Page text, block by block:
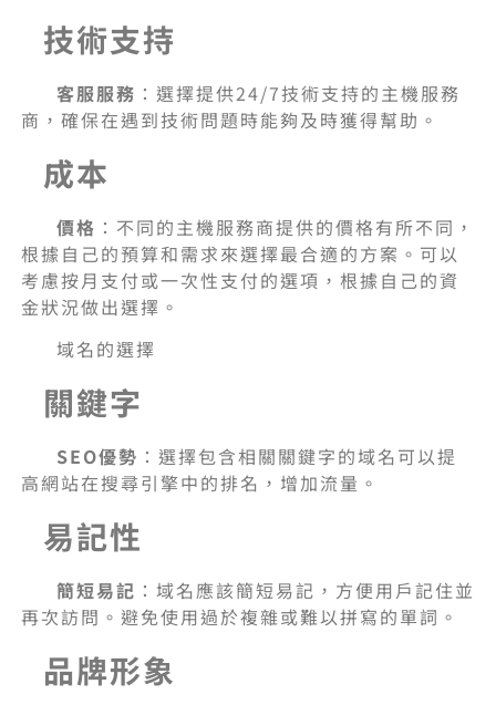
技術支持
客服服務 ：選擇提供24/7技術支持的主機服務
商，確保在遇到技術問題時能夠及時獲得幫助。
成本
價格 ：不同的主機服務商提供的價格有所不同，
根據自己的預算和需求來選擇最合適的方案。可以
考慮按月支付或一次性支付的選項，根據自己的資
金狀況做出選擇。
域名的選擇
關鍵字
SEO優勢 ：選擇包含相關關鍵字的域名可以提
高網站在搜尋引擎中的排名，增加流量。
易記性
簡短易記 ：域名應該簡短易記，方便用戶記住並
再次訪問。避免使用過於複雜或難以拼寫的單詞。
品牌形象